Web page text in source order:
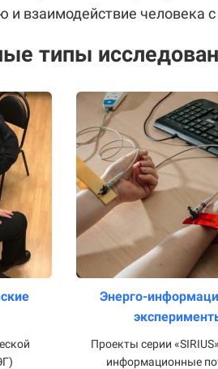
и взаимодействие человека
типы
Энерго-
Проекты серии
информационные